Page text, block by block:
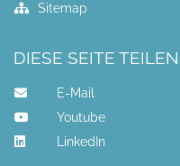
Sitemap
DIESE SEITE TEILEN
E-Mail
Youtube
LinkedIn